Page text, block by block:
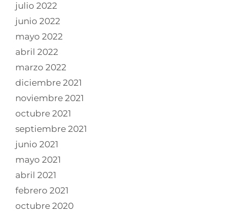
julio 2022
junio 2022
mayo 2022
abril 2022
marzo 2022
diciembre 2021
noviembre 2021
octubre 2021
septiembre 2021
junio 2021
mayo 2021
abril 2021
febrero 2021
octubre 2020